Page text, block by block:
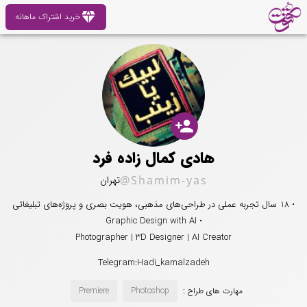
diamondخرید اشتراک ماهانه
person_add
هادی کمال زاده فرد
@Shamim-yasتهران
• 18 سال تجربه عملی در طراحی‌های مذهبی، هویت بصری و پروژه‌های تبلیغاتی
• Graphic Design with AI
Photographer | 3D Designer | AI Creator
Telegram:Hadi_kamalzadeh
مهارت های طراح : Photoshop
Premiere